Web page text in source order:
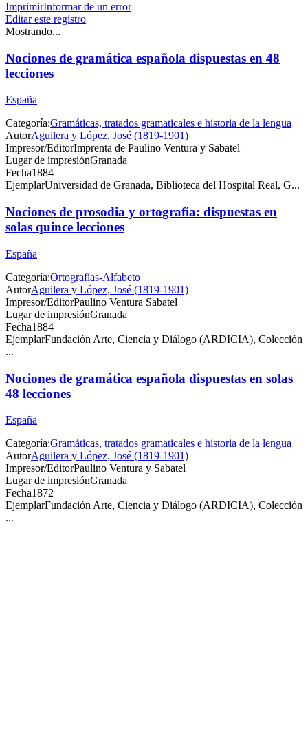
ImprimirInformar de un error
Editar este registro
Mostrando...
Nociones de gramática española dispuestas en 48
lecciones
España
Categoría:Gramáticas, tratados gramaticales e historia de la lengua
AutorAguilera y López, José (1819-1901)
Impresor/EditorImprenta de Paulino Ventura y Sabatel
Lugar de impresiónGranada
Fecha1884
EjemplarUniversidad de Granada, Biblioteca del Hospital Real, G...
Nociones de prosodia y ortografía: dispuestas en
solas quince lecciones
España
Categoría:Ortografías-Alfabeto
AutorAguilera y López, José (1819-1901)
Impresor/EditorPaulino Ventura Sabatel
Lugar de impresiónGranada
Fecha1884
EjemplarFundación Arte, Ciencia y Diálogo (ARDICIA), Colección
...
Nociones de gramática española dispuestas en solas
48 lecciones
España
Categoría:Gramáticas, tratados gramaticales e historia de la lengua
AutorAguilera y López, José (1819-1901)
Impresor/EditorPaulino Ventura y Sabatel
Lugar de impresiónGranada
Fecha1872
EjemplarFundación Arte, Ciencia y Diálogo (ARDICIA), Colección
...